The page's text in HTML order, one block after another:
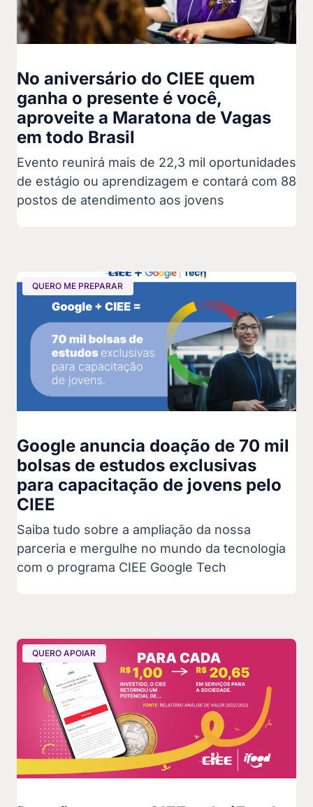
No aniversário do CIEE quem
ganha o presente é você,
aproveite a Maratona de Vagas
em todo Brasil
Evento reunirá mais de 22,3 mil oportunidades
de estágio ou aprendizagem e contará com 88
postos de atendimento aos jovens
QUERO ME PREPARAR
Google anuncia doação de 70 mil
bolsas de estudos exclusivas
para capacitação de jovens pelo
CIEE
Saiba tudo sobre a ampliação da nossa
parceria e mergulhe no mundo da tecnologia
com o programa CIEE Google Tech
QUERO APOIAR